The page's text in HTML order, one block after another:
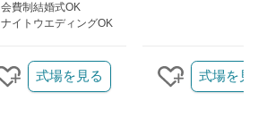
会費制結婚式OK
ナイトウエディングOK
クリップする
式場を見る
クリップす
式場を見